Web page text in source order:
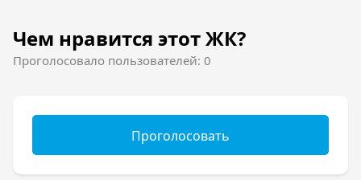
Чем нравится этот ЖК?
Проголосовало пользователей: 0
Проголосовать